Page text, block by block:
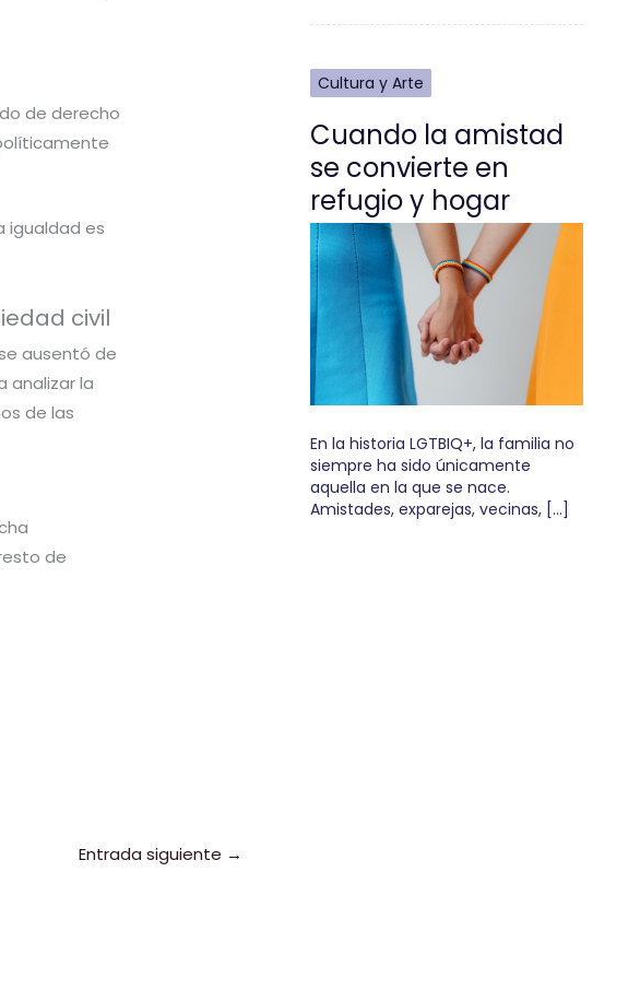
de derecho
igualdad es
civil
ausentó de
analizar la
de las
de
Entrada siguiente →
Cultura y Arte
Cuando la amistad
se convierte en
refugio y hogar
En la historia LGTBIQ+, la familia no
siempre ha sido únicamente
aquella en la que se nace.
Amistades, exparejas, vecinas, […]